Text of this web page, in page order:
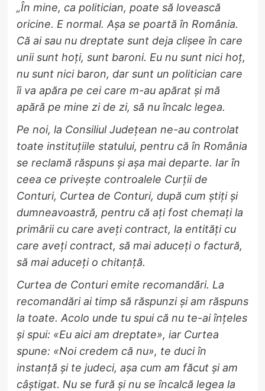
„În mine, ca politician, poate să lovească
oricine. E normal. Așa se poartă în România.
Că ai sau nu dreptate sunt deja clișee în care
unii sunt hoți, sunt baroni. Eu nu sunt nici hoț,
nu sunt nici baron, dar sunt un politician care
îi va apăra pe cei care m-au apărat și mă
apără pe mine zi de zi, să nu încalc legea.
Pe noi, la Consiliul Județean ne-au controlat
toate instituțiile statului, pentru că în România
se reclamă răspuns și așa mai departe. Iar în
ceea ce privește controalele Curții de
Conturi, Curtea de Conturi, după cum știți și
dumneavoastră, pentru că ați fost chemați la
primării cu care aveți contract, la entități cu
care aveți contract, să mai aduceți o factură,
să mai aduceți o chitanță.
Curtea de Conturi emite recomandări. La
recomandări ai timp să răspunzi și am răspuns
la toate. Acolo unde tu spui că nu te-ai înțeles
și spui: «Eu aici am dreptate», iar Curtea
spune: «Noi credem că nu», te duci în
instanță și te judeci, așa cum am făcut și am
câștigat. Nu se fură și nu se încalcă legea la